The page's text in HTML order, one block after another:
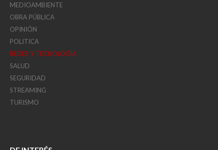
MEDIOAMBIENTE
OBRA PÚBLICA
OPINIÓN
POLITICA
REDES Y TECNOLOGÍA
SALUD
SEGURIDAD
STREAMING
TURISMO